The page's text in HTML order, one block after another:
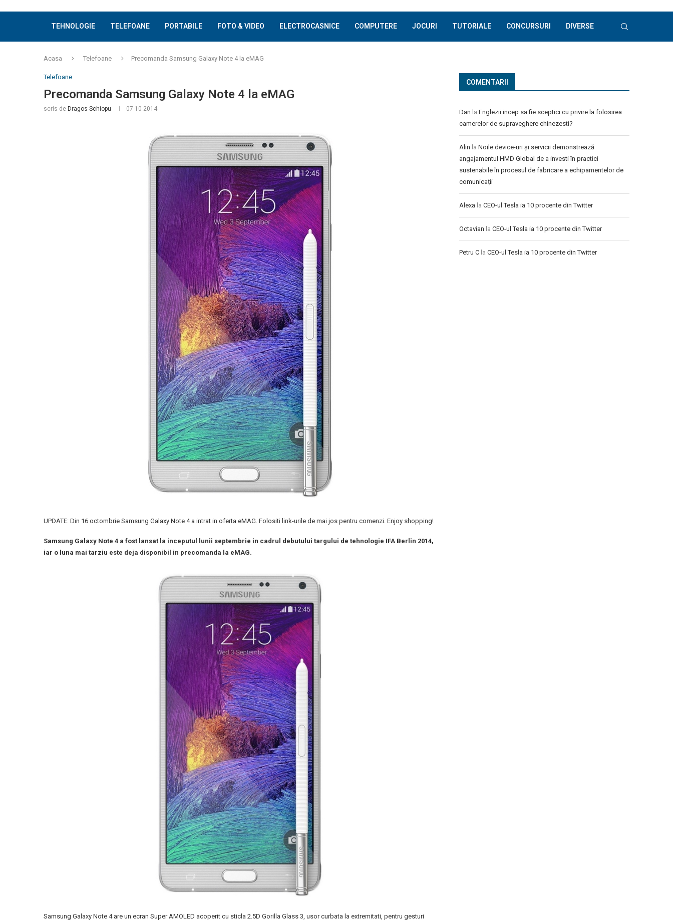
TEHNOLOGIE TELEFOANE PORTABILE FOTO & VIDEO ELECTROCASNICE COMPUTERE JOCURI TUTORIALE CONCURSURI DIVERSE
Acasa Telefoane Precomanda Samsung Galaxy Note 4 la eMAG
Telefoane
Precomanda Samsung Galaxy Note 4 la eMAG
scris de Dragos Schiopu 07-10-2014
UPDATE: Din 16 octombrie Samsung Galaxy Note 4 a intrat in oferta eMAG. Folositi link-urile de mai jos pentru comenzi. Enjoy shopping!
Samsung Galaxy Note 4 a fost lansat la inceputul lunii septembrie in cadrul debutului targului de tehnologie IFA Berlin 2014,
iar o luna mai tarziu este deja disponibil in precomanda la eMAG.
Samsung Galaxy Note 4 are un ecran Super AMOLED acoperit cu sticla 2.5D Gorilla Glass 3, usor curbata la extremitati, pentru gesturi
COMENTARII
Dan la Englezii incep sa fie sceptici cu privire la folosirea
camerelor de supraveghere chinezesti?
Alin la Noile device-uri și servicii demonstrează
angajamentul HMD Global de a investi în practici
sustenabile în procesul de fabricare a echipamentelor de
comunicații
Alexa la CEO-ul Tesla ia 10 procente din Twitter
Octavian la CEO-ul Tesla ia 10 procente din Twitter
Petru C la CEO-ul Tesla ia 10 procente din Twitter